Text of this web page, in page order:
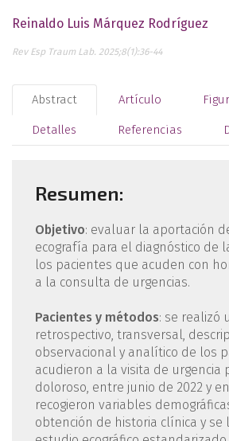
Reinaldo Luis Márquez Rodríguez
Rev Esp Traum Lab. 2025;8(1):36-44
Abstract Artículo
Detalles Referencias
Resumen:
Objetivo: evaluar la aportación
ecografía para el diagnóstico de
los pacientes que acuden con
a la consulta de urgencias.
Pacientes y métodos: se realizó
retrospectivo, transversal,
observacional y analítico de los
acudieron a la visita de urgencia
doloroso, entre junio de 2022 y
recogieron variables
obtención de historia clínica y se